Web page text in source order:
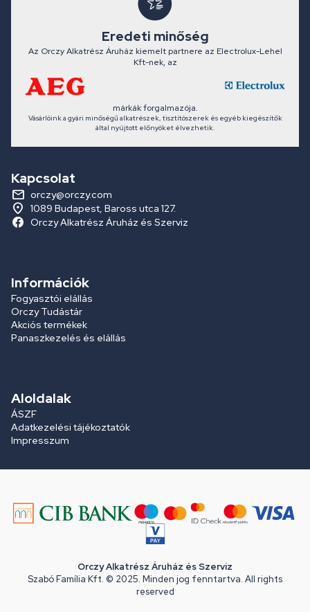
Eredeti minőség
Az Orczy Alkatrész Áruház kiemelt partnere az Electrolux-Lehel
Kft-nek, az
márkák forgalmazója.
Vásárlóink a gyári minőségű alkatrészek, tisztítószerek és egyéb kiegészítők
által nyújtott előnyöket élvezhetik.
Kapcsolat
orczy@orczy.com
1089 Budapest, Baross utca 127.
Orczy Alkatrész Áruház és Szerviz
Információk
Fogyasztói elállás
Orczy Tudástár
Akciós termékek
Panaszkezelés és elállás
Aloldalak
ÁSZF
Adatkezelési tájékoztatók
Impresszum
Orczy Alkatrész Áruház és Szerviz
Szabó Família Kft. © 2025. Minden jog fenntartva. All rights
reserved